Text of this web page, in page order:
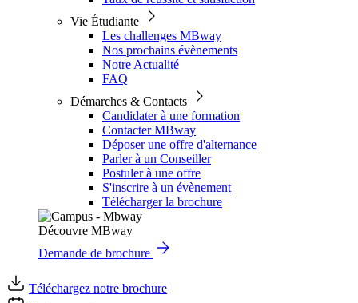
Vie Étudiante
Les challenges MBway
Nos prochains évènements
Notre Actualité
FAQ
Démarches & Contacts
Candidater à une formation
Contacter MBway
Déposer une offre d'alternance
Parler à un Conseiller
Postuler à une offre
S'inscrire à un évènement
Télécharger la brochure
Découvre MBway
Demande de brochure
Téléchargez notre brochure